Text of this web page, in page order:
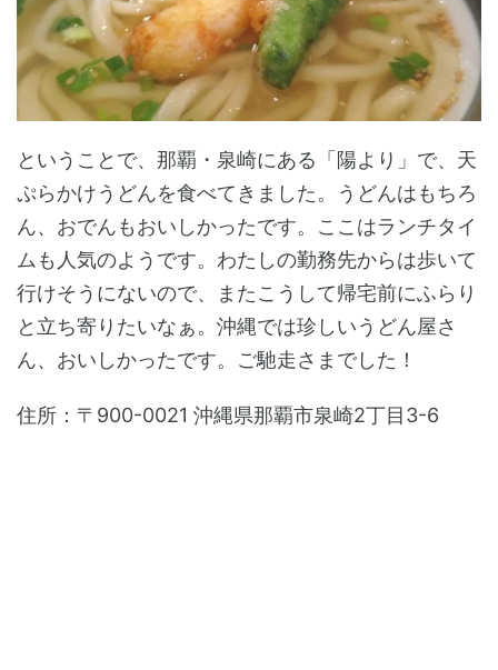
ということで、那覇・泉崎にある「陽より」で、天
ぷらかけうどんを食べてきました。うどんはもちろ
ん、おでんもおいしかったです。ここはランチタイ
ムも人気のようです。わたしの勤務先からは歩いて
行けそうにないので、またこうして帰宅前にふらり
と立ち寄りたいなぁ。沖縄では珍しいうどん屋さ
ん、おいしかったです。ご馳走さまでした！
住所：〒900-0021 沖縄県那覇市泉崎2丁目3-6